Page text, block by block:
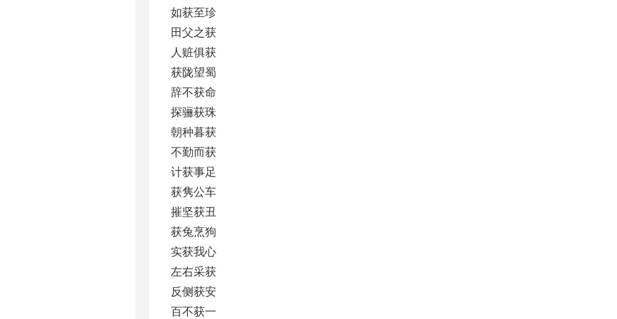
如获至珍
田父之获
人赃俱获
获陇望蜀
辞不获命
探骊获珠
朝种暮获
不勤而获
计获事足
获隽公车
摧坚获丑
获兔烹狗
实获我心
左右采获
反侧获安
百不获一